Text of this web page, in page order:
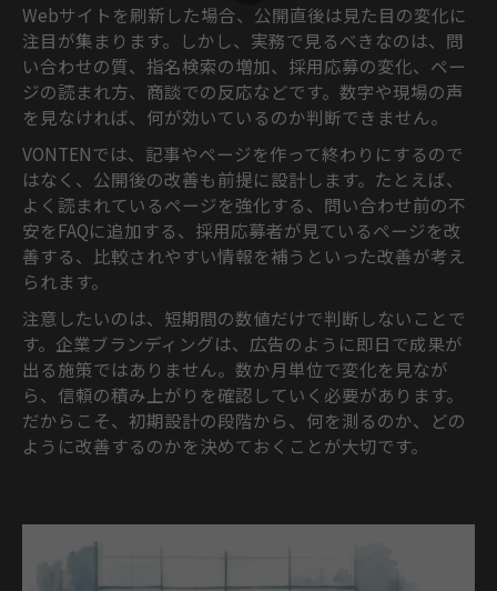
Webサイトを刷新した場合、公開直後は見た目の変化に
注目が集まります。しかし、実務で見るべきなのは、問
い合わせの質、指名検索の増加、採用応募の変化、ペー
ジの読まれ方、商談での反応などです。数字や現場の声
を見なければ、何が効いているのか判断できません。
VONTENでは、記事やページを作って終わりにするので
はなく、公開後の改善も前提に設計します。たとえば、
よく読まれているページを強化する、問い合わせ前の不
安をFAQに追加する、採用応募者が見ているページを改
善する、比較されやすい情報を補うといった改善が考え
られます。
注意したいのは、短期間の数値だけで判断しないことで
す。企業ブランディングは、広告のように即日で成果が
出る施策ではありません。数か月単位で変化を見なが
ら、信頼の積み上がりを確認していく必要があります。
だからこそ、初期設計の段階から、何を測るのか、どの
ように改善するのかを決めておくことが大切です。